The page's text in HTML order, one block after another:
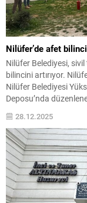
Nilüfer’de afet
Nilüfer Belediyesi,
bilincini artırıyor.
Nilüfer Belediyesi
Deposu’nda
kent oluşturma
28.12.2025